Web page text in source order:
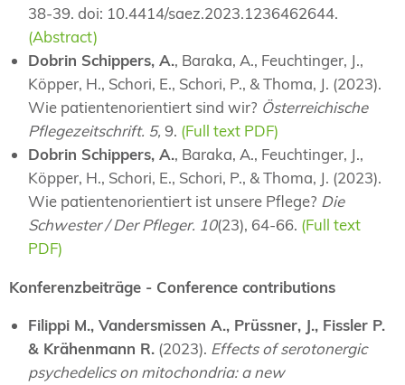
38-39. doi: 10.4414/saez.2023.1236462644.
(Abstract)
Dobrin Schippers, A., Baraka, A., Feuchtinger, J.,
Köpper, H., Schori, E., Schori, P., & Thoma, J. (2023).
Wie patientenorientiert sind wir? Österreichische
Pflegezeitschrift. 5, 9. (Full text PDF)
Dobrin Schippers, A., Baraka, A., Feuchtinger, J.,
Köpper, H., Schori, E., Schori, P., & Thoma, J. (2023).
Wie patientenorientiert ist unsere Pflege? Die
Schwester / Der Pfleger. 10(23), 64-66. (Full text
PDF)
Konferenzbeiträge - Conference contributions
Filippi M., Vandersmissen A., Prüssner, J., Fissler P.
& Krähenmann R. (2023). Effects of serotonergic
psychedelics on mitochondria: a new